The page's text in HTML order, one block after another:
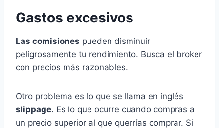
Gastos excesivos
Las comisiones pueden disminuir
peligrosamente tu rendimiento. Busca el broker
con precios más razonables.
Otro problema es lo que se llama en inglés
slippage. Es lo que ocurre cuando compras a
un precio superior al que querrías comprar. Si